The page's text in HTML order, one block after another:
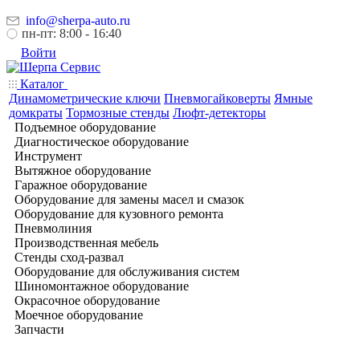
info@sherpa-auto.ru
пн-пт: 8:00 - 16:40
Войти
Каталог
Динамометрические ключи Пневмогайковерты Ямные
домкраты Тормозные стенды Люфт-детекторы
Подъемное оборудование
Диагностическое оборудование
Инструмент
Вытяжное оборудование
Гаражное оборудование
Оборудование для замены масел и смазок
Оборудование для кузовного ремонта
Пневмолиния
Производственная мебель
Стенды сход-развал
Оборудование для обслуживания систем
Шиномонтажное оборудование
Окрасочное оборудование
Моечное оборудование
Запчасти